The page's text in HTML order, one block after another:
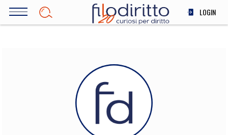
Salta
LOGIN
SOCIETÀ
MEDICINA
SCIENZA
STORIA E FILOSOFIA
INNOVAZIONE